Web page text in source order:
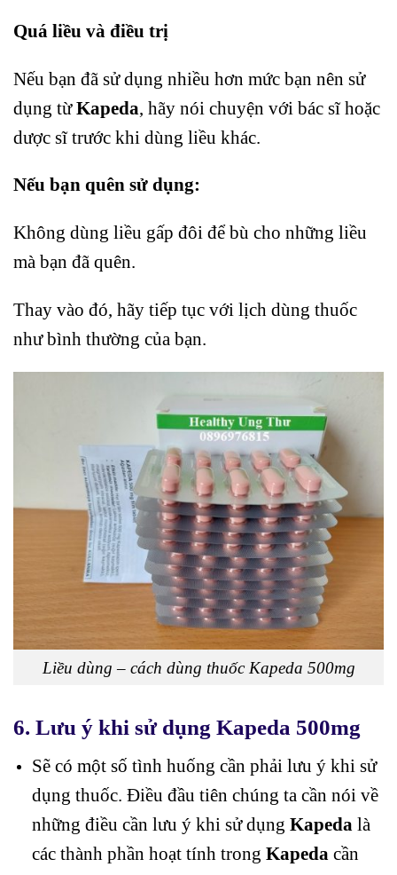
Quá liều và điều trị
Nếu bạn đã sử dụng nhiều hơn mức bạn nên sử
dụng từKapeda, hãy nói chuyện với bác sĩ hoặc
dược sĩ trước khi dùng liều khác.
Nếu bạn quên sử dụng:
Không dùng liều gấp đôi để bù cho những liều
mà bạn đã quên.
Thay vào đó, hãy tiếp tục với lịch dùng thuốc
như bình thường của bạn.
Liều dùng – cách dùng thuốc Kapeda 500mg
6. Lưu ý khi sử dụng Kapeda 500mg
Sẽ có một số tình huống cần phải lưu ý khi sử
dụng thuốc. Điều đầu tiên chúng ta cần nói về
những điều cần lưu ý khi sử dụng Kapeda là
các thành phần hoạt tính trong Kapeda cần